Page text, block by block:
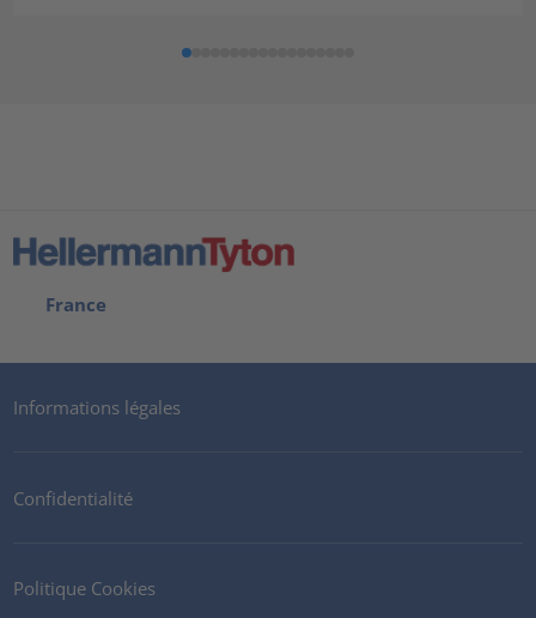
France
Informations légales
Confidentialité
Politique Cookies